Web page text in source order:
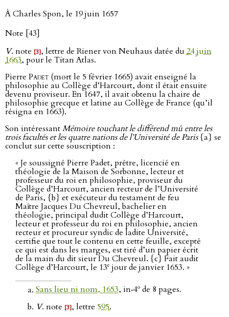
À Charles Spon, le 19 juin 1657
Note [43]
V. note [3], lettre de Riener von Neuhaus datée du 24 juin
1663, pour le Titan Atlas.
Pierre Padet (mort le 5 février 1665) avait enseigné la
philosophie au Collège d’Harcourt, dont il était ensuite
devenu proviseur. En 1647, il avait obtenu la chaire de
philosophie grecque et latine au Collège de France (qu’il
résigna en 1663).
Son intéressantMémoire touchant le différend mû entre les
trois facultés et les quatre nations de l’Université de Paris{a} se
conclut sur cette souscription :
« Je soussigné Pierre Padet, prêtre, licencié en
théologie de la Maison de Sorbonne, lecteur et
professeur du roi en philosophie, proviseur du
Collège d’Harcourt, ancien recteur de l’Université
de Paris, {b} et exécuteur du testament de feu
Maître Jacques Du Chevreul, bachelier en
théologie, principal dudit Collège d’Harcourt,
lecteur et professeur du roi en philosophie, ancien
recteur et procureur syndic de ladite Université,
certifie que tout le contenu en cette feuille, excepté
ce qui est dans les marges, est tiré d’un papier écrit
de la main du dit sieur Du Chevreul. {c} Fait audit
Collège d’Harcourt, le 13e jour de janvier 1653. »
Sans lieu ni nom, 1653, in‑4o de 8 pages.
V. note [3], lettre 595.